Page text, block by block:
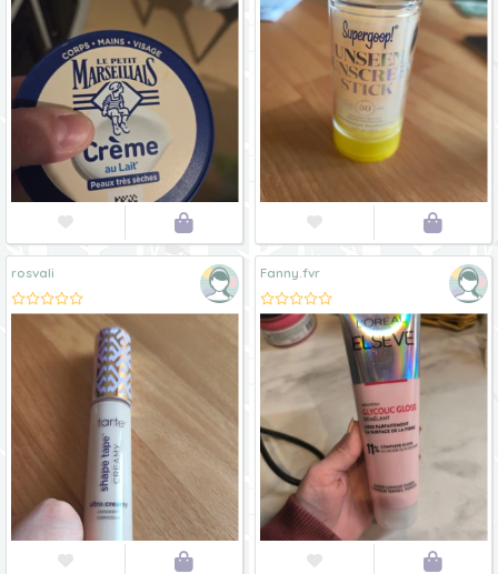
   
rosvali
 
Fanny.fvr
 